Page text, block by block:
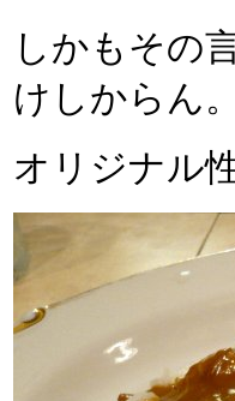
しかもその
けしからん
オリジナル